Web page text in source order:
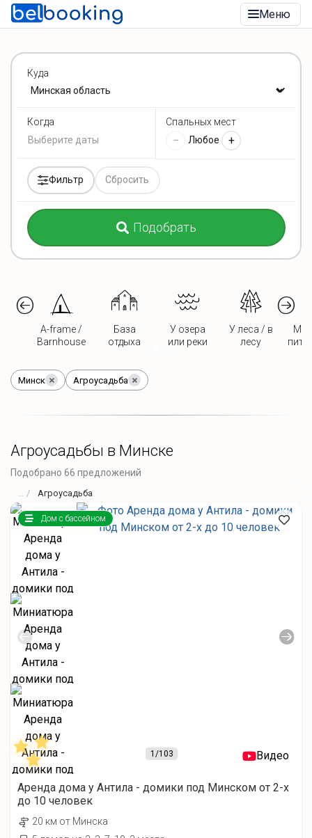
Меню
Куда
Когда Спальных мест
− Любое +
Фильтр Сбросить
Подобрать
A-frame /
Barnhouse
База
отдыха
У озера
или реки
У леса / в
лесу
Минск Агроусадьба
Агроусадьбы в Минске
Подобрано 66 предложений
Агроусадьба
1 /103
Дом с бассейном
Видео
Аренда дома у Антила - домики под Минском от 2-х
до 10 человек
20 км от Минска